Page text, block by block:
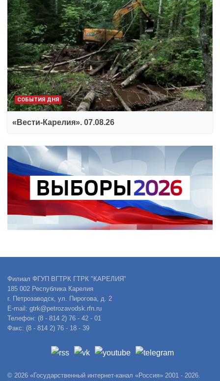
СОБЫТИЯ ДНЯ
«Вести-Карелия». 07.08.26
Филиал ФГУП ВГТРК ГТРК "КАРЕЛИЯ"
185 002 Республика Карелия
г. Петрозаводск, ул. Пирогова, д. 2
E-mail: gtrk@petrozavodsk.rfn.ru
Телефон: (8 - 814 2) 76 - 42 - 01
Факс: (8 - 814 2) 76 - 18 - 39
© 2026 «Государственный интернет-канал «Россия» 2001 - 2026.